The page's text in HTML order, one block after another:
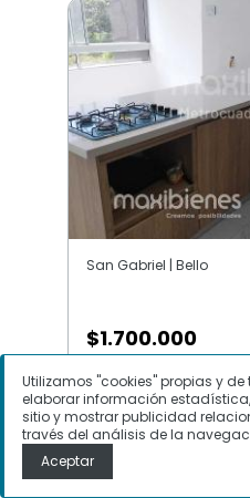
San Gabriel | Bello
$1.700.000
Apartamento en
Gabriel, Bello
Utilizamos "cookies" propias y
elaborar información
sitio y mostrar publicidad
través del análisis de la
Aceptar